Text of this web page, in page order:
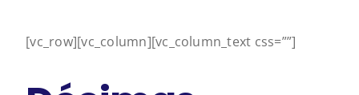
[vc_row][vc_column][vc_column_text css=””]